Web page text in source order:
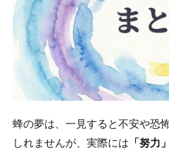
蜂の夢は、一見すると不安や恐
しれませんが、実際には 「努力